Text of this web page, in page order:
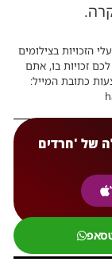
הזכויות בצילומים
זכויות בו, אתם
כתובת המייל:
של 'חרדים